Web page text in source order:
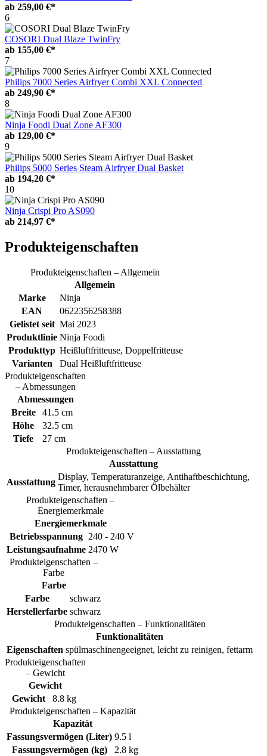
ab 259,00 €*
6
COSORI Dual Blaze TwinFry
ab 155,00 €*
7
Philips 7000 Series Airfryer Combi XXL Connected
ab 249,90 €*
8
Ninja Foodi Dual Zone AF300
ab 129,00 €*
9
Philips 5000 Series Steam Airfryer Dual Basket
ab 194,20 €*
10
Ninja Crispi Pro AS090
ab 214,97 €*
Produkteigenschaften
Produkteigenschaften – Allgemein
Allgemein
Marke
Ninja
EAN
0622356258388
Gelistet seit Mai 2023
Produktlinie Ninja Foodi
Produkttyp Heißluftfritteuse, Doppelfritteuse
Varianten
Dual Heißluftfritteuse
Produkteigenschaften
– Abmessungen
Abmessungen
Breite
41.5 cm
Höhe
32.5 cm
Tiefe
27 cm
Produkteigenschaften – Ausstattung
Ausstattung
Ausstattung
Display, Temperaturanzeige, Antihaftbeschichtung,
Timer, herausnehmbarer Ölbehälter
Produkteigenschaften –
Energiemerkmale
Energiemerkmale
Betriebsspannung 240 - 240 V
Leistungsaufnahme 2470 W
Produkteigenschaften –
Farbe
Farbe
Farbe
schwarz
Herstellerfarbe schwarz
Produkteigenschaften – Funktionalitäten
Funktionalitäten
Eigenschaften spülmaschinengeeignet, leicht zu reinigen, fettarm
Produkteigenschaften
– Gewicht
Gewicht
Gewicht
8.8 kg
Produkteigenschaften – Kapazität
Kapazität
Fassungsvermögen (Liter) 9.5 l
Fassungsvermögen (kg)
2.8 kg